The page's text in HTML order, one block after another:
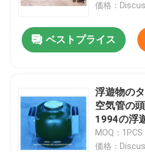
価格：
ベストプライス
浮遊物の
空気管の
1994の浮
タンク空気
MOQ：1PCS
価格：